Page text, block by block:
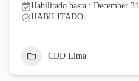
Habilitado hasta : December
HABILITADO
CDD Lima